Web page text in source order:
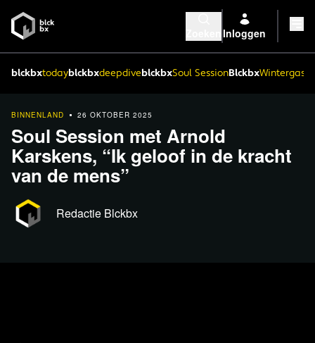
Inloggen
blckbxtodayblckbxdeepdiveblckbxSoul SessionBlckbx
BINNENLAND 26 OKTOBER 2025
Soul Session met Arnold
Karskens, “Ik geloof in de kracht
van de mens”
Redactie Blckbx